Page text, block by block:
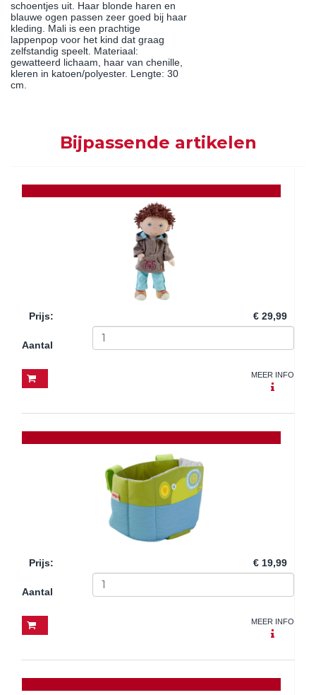
schoentjes uit. Haar blonde haren en
blauwe ogen passen zeer goed bij haar
kleding. Mali is een prachtige
lappenpop voor het kind dat graag
zelfstandig speelt. Materiaal:
gewatteerd lichaam, haar van chenille,
kleren in katoen/polyester. Lengte: 30
cm.
Bijpassende artikelen
Prijs: € 29,99
Aantal
MEER INFO
Prijs: € 19,99
Aantal
MEER INFO